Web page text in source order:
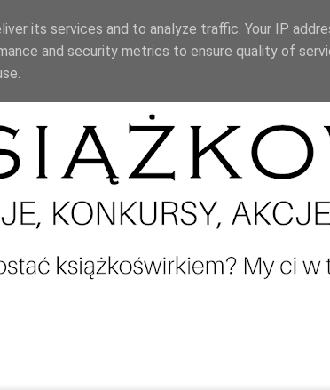
its services and to analyze traffic. Your IP
and security metrics to ensure quality of